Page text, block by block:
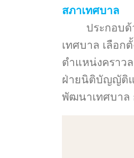
สภาเทศบาล
ประกอบด้ว
เทศบาล เลือก
ตำแหน่งคราว
ฝ่ายนิติบัญญัติแ
พัฒนาเทศบาล